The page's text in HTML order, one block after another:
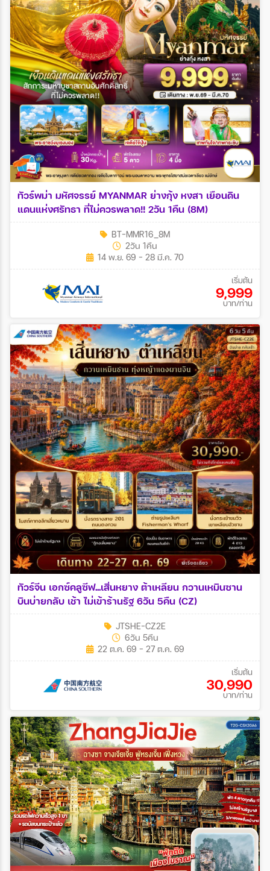
ทัวร์พม่า มหัศจรรย์ MYANMAR ย่างกุ้ง หงสา เยือนดิน
แดนแห่งศรัทธา ที่ไม่ควรพลาด!! 2วัน 1คืน (8M)
BT-MMR16_8M
2วัน 1คืน
14 พ.ย. 69 - 28 มี.ค. 70
เริ่มต้น
9,999
บาท/ท่าน
ทัวร์จีน เอกซ์คลูซีฟ...เสิ่นหยาง ต้าเหลียน กวานเหมินซาน
บินบ่ายกลับ เช้า ไม่เข้าร้านรัฐ 6วัน 5คืน (CZ)
JTSHE-CZ2E
6วัน 5คืน
22 ต.ค. 69 - 27 ต.ค. 69
เริ่มต้น
30,990
บาท/ท่าน